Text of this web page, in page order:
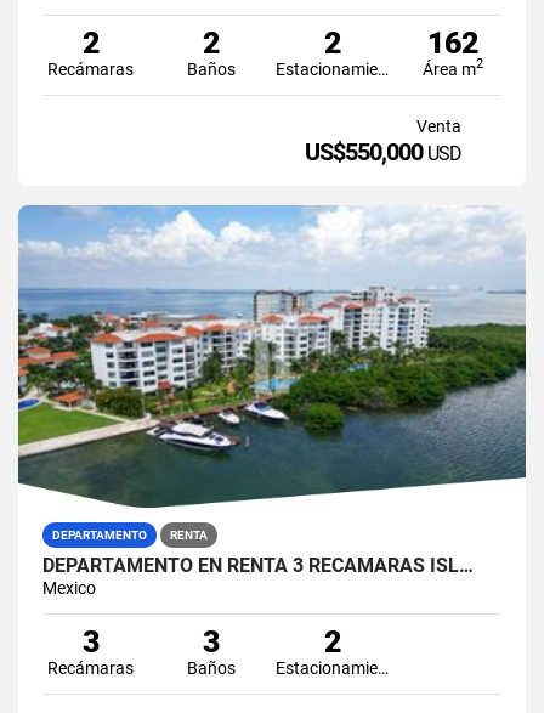
2
Recámaras
2
Baños
2
Estacionamiento
162
Área m2
Venta
US$550,000 USD
DEPARTAMENTO RENTA
DEPARTAMENTO EN RENTA 3 RECÁMARAS ISL…
Mexico
3
Recámaras
3
Baños
2
Estacionamiento